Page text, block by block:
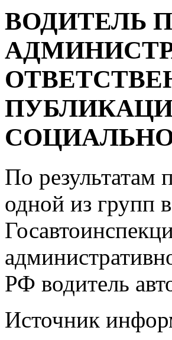
ВОДИТЕЛЬ
По результатам
одной из групп
РФ водитель
Источник